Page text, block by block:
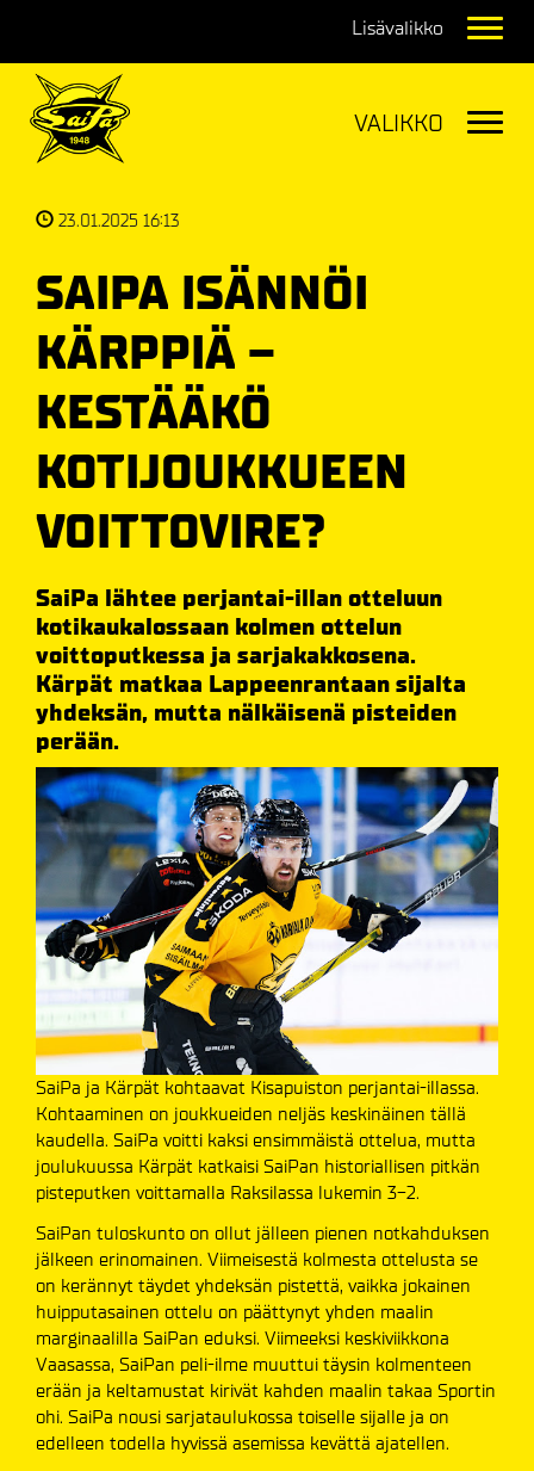
23.01.2025 16:13
SAIPA ISÄNNÖI
KÄRPPIÄ –
KESTÄÄKÖ
KOTIJOUKKUEEN
VOITTOVIRE?
SaiPa lähtee perjantai-illan otteluun
kotikaukalossaan kolmen ottelun
voittoputkessa ja sarjakakkosena.
Kärpät matkaa Lappeenrantaan sijalta
yhdeksän, mutta nälkäisenä pisteiden
perään.
SaiPa ja Kärpät kohtaavat Kisapuiston perjantai-illassa.
Kohtaaminen on joukkueiden neljäs keskinäinen tällä
kaudella. SaiPa voitti kaksi ensimmäistä ottelua, mutta
joulukuussa Kärpät katkaisi SaiPan historiallisen pitkän
pisteputken voittamalla Raksilassa lukemin 3-2.
SaiPan tuloskunto on ollut jälleen pienen notkahduksen
jälkeen erinomainen. Viimeisestä kolmesta ottelusta se
on kerännyt täydet yhdeksän pistettä, vaikka jokainen
huipputasainen ottelu on päättynyt yhden maalin
marginaalilla SaiPan eduksi. Viimeeksi keskiviikkona
Vaasassa, SaiPan peli-ilme muuttui täysin kolmenteen
erään ja keltamustat kirivät kahden maalin takaa Sportin
ohi. SaiPa nousi sarjataulukossa toiselle sijalle ja on
edelleen todella hyvissä asemissa kevättä ajatellen.